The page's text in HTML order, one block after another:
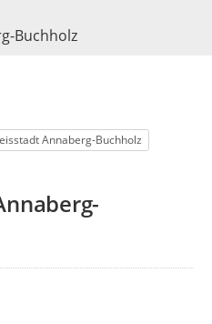
Buchholz
Annaberg-Buchholz